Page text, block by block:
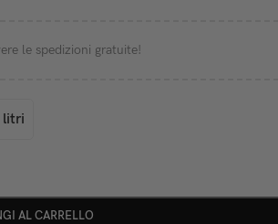
le spedizioni gratuite!
litri
AL CARRELLO